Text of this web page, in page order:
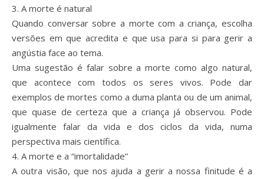
3. A morte é natural
Quando conversar sobre a morte com a criança, escolha
versões em que acredita e que usa para si para gerir a
angústia face ao tema.
Uma sugestão é falar sobre a morte como algo natural,
que acontece com todos os seres vivos. Pode dar
exemplos de mortes como a duma planta ou de um animal,
que quase de certeza que a criança já observou. Pode
igualmente falar da vida e dos ciclos da vida, numa
perspectiva mais científica.
4. A morte e a “imortalidade”
A outra visão, que nos ajuda a gerir a nossa finitude é a